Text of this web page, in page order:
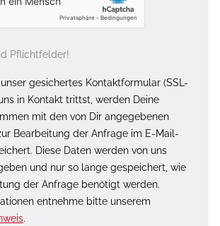
Pflichtfelder!
gesichertes Kontaktformular (SSL-
in Kontakt trittst, werden Deine
mit den von Dir angegebenen
Bearbeitung der Anfrage im E-Mail-
Diese Daten werden von uns
und nur so lange gespeichert, wie
der Anfrage benötigt werden.
entnehme bitte unserem
.